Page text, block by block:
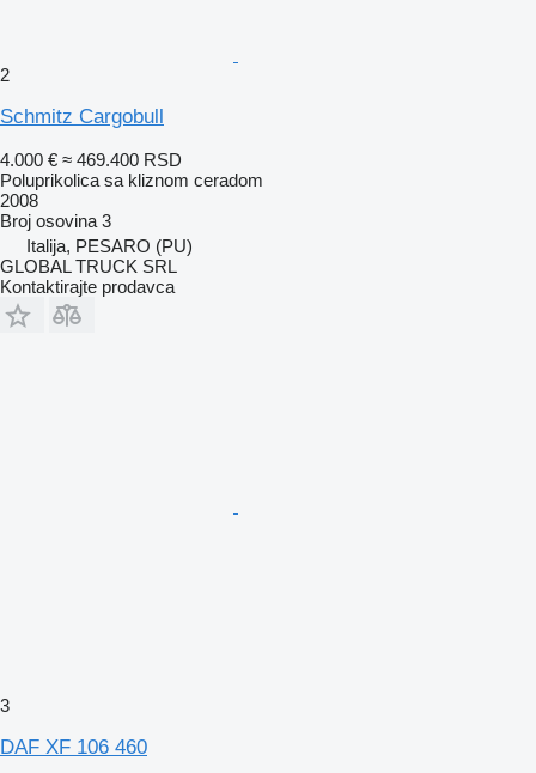
2
Schmitz Cargobull
4.000 € ≈ 469.400 RSD
Poluprikolica sa kliznom ceradom
2008
Broj osovina 3
Italija, PESARO (PU)
GLOBAL TRUCK SRL
Kontaktirajte prodavca
3
DAF XF 106 460